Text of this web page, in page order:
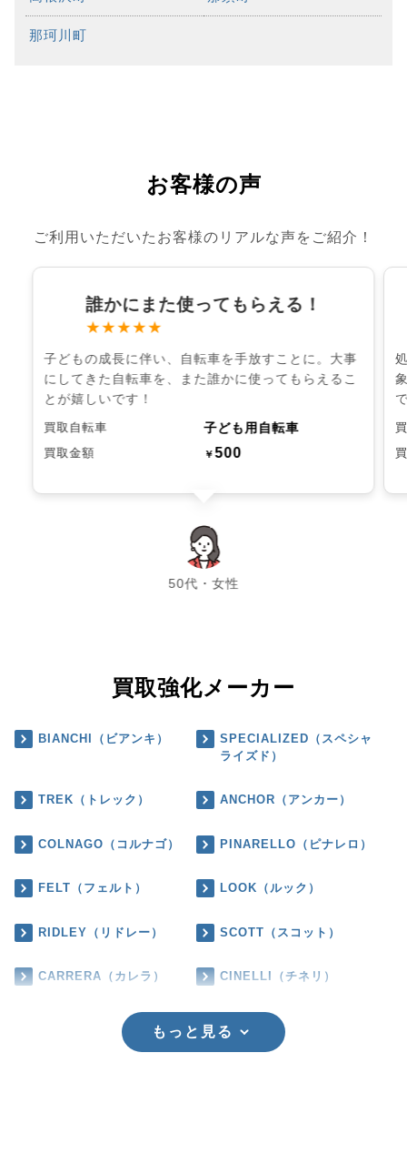
那珂川町
お客様の声
ご利用いただいたお客様のリアルな声をご紹介！
誰かにまた使ってもらえる！
★★★★★
子どもの成長に伴い、自転車を手放すことに。大事
にしてきた自転車を、また誰かに使ってもらえるこ
とが嬉しいです！
買取自転車 子ども用自転車
買取金額 ￥500
50代・女性
chevron_left chevron_right
買取強化メーカー
BIANCHI（ビアンキ）
SPECIALIZED（スペシャ
ライズド）
TREK（トレック） ANCHOR（アンカー）
COLNAGO（コルナゴ） PINARELLO（ピナレロ）
FELT（フェルト） LOOK（ルック）
RIDLEY（リドレー） SCOTT（スコット）
CARRERA（カレラ） CINELLI（チネリ）
もっと見る